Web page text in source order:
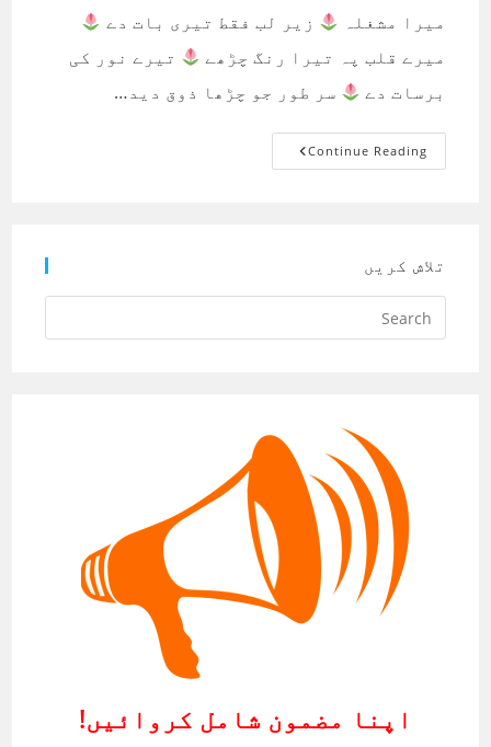
میرا مشغلہ
زیر لب فقط تیری بات دے
میرے قلب پہ تیرا رنگ چڑھے
تیرے نور کی
برسات دے
سر طور جو چڑھا ذوق دید…
Continue Readingمجھے
دن
رات
تلاش کریں
اپنا مضمون شامل کروائیں!